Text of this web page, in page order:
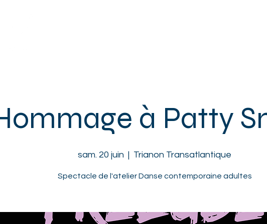
à Patty
sam. 20 juin
  |
Trianon Transatlantique
Spectacle de l'atelier Danse contemporaine adultes